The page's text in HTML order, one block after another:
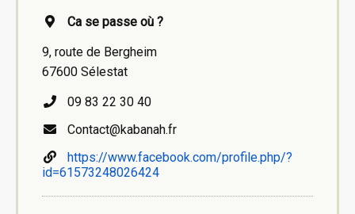
Ca se passe où ?
9, route de Bergheim
67600 Sélestat
09 83 22 30 40
Contact@kabanah.fr
https://www.facebook.com/profile.php/?
id=61573248026424